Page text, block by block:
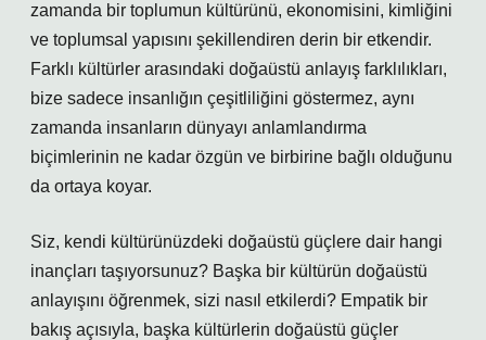
zamanda bir toplumun kültürünü, ekonomisini, kimliğini
ve toplumsal yapısını şekillendiren derin bir etkendir.
Farklı kültürler arasındaki doğaüstü anlayış farklılıkları,
bize sadece insanlığın çeşitliliğini göstermez, aynı
zamanda insanların dünyayı anlamlandırma
biçimlerinin ne kadar özgün ve birbirine bağlı olduğunu
da ortaya koyar.
Siz, kendi kültürünüzdeki doğaüstü güçlere dair hangi
inançları taşıyorsunuz? Başka bir kültürün doğaüstü
anlayışını öğrenmek, sizi nasıl etkilerdi? Empatik bir
bakış açısıyla, başka kültürlerin doğaüstü güçler